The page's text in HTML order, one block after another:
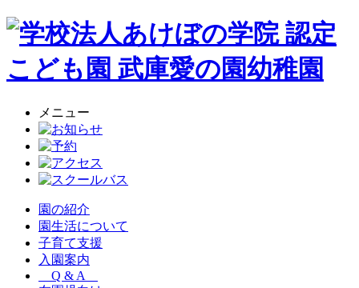
メニュー
園の紹介
園生活について
子育て支援
入園案内
Q & A